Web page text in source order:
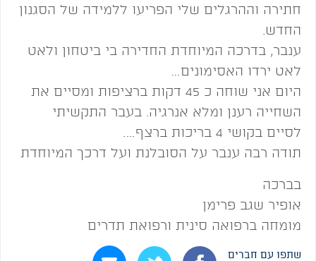
חתירה וההרגלים שלי הפריעו ללמידה של הסגנון
החדש.
ענבר, בדרכה המיוחדת החדירה בי ביטחון ולאט
לאט ירדו האסימונים…
היום אני שוחה כ 45 דקות ברציפות ומסיים את
השחייה רענן ומלא אנרגיה. בעבר התקשיתי
לסיים בקושי 4 בריכות ברצף….
תודה רבה ענבר על הסובלנת ועל דרכך המיוחדת
בברכה
אופיר שגב פרימן
מומחה ברפואה סינית ורפואת תדרים
שתפו עם חברים